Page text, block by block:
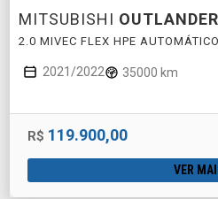
MITSUBISHI
2.0 MIVEC FLEX HPE AUTOMÁTICO
2021/2022 35000 km
R$ 119.900,00
VER